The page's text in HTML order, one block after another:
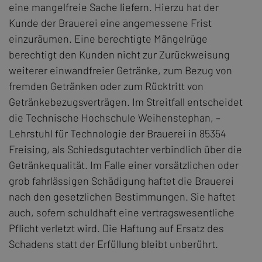
eine mangelfreie Sache liefern. Hierzu hat der
Kunde der Brauerei eine angemessene Frist
einzuräumen. Eine berechtigte Mängelrüge
berechtigt den Kunden nicht zur Zurückweisung
weiterer einwandfreier Getränke, zum Bezug von
fremden Getränken oder zum Rücktritt von
Getränkebezugsverträgen. Im Streitfall entscheidet
die Technische Hochschule Weihenstephan, –
Lehrstuhl für Technologie der Brauerei in 85354
Freising, als Schiedsgutachter verbindlich über die
Getränkequalität. Im Falle einer vorsätzlichen oder
grob fahrlässigen Schädigung haftet die Brauerei
nach den gesetzlichen Bestimmungen. Sie haftet
auch, sofern schuldhaft eine vertragswesentliche
Pflicht verletzt wird. Die Haftung auf Ersatz des
Schadens statt der Erfüllung bleibt unberührt.